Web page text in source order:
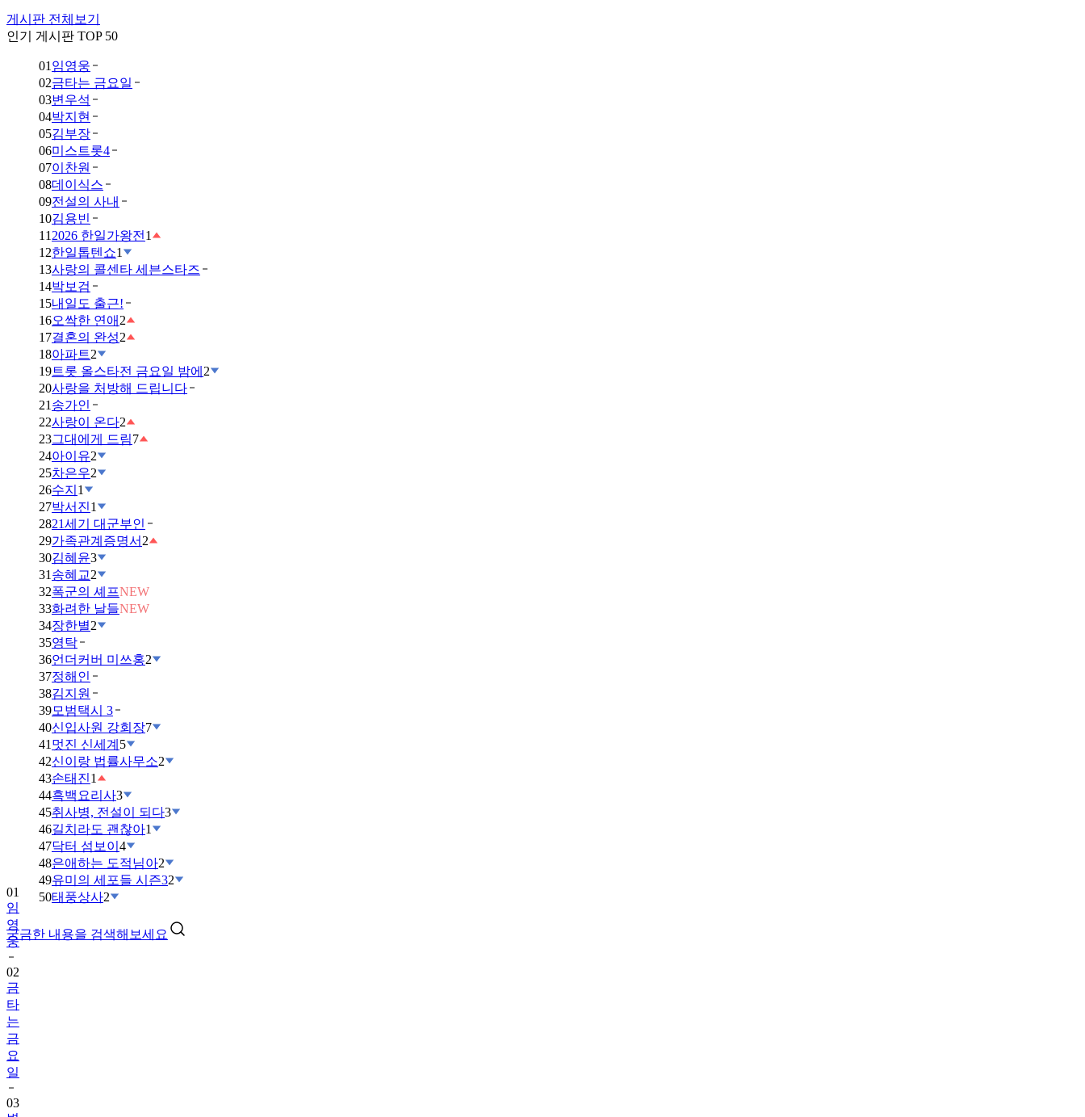
게시판 전체보기
인기 게시판 TOP 50
01 임영웅
02금타는 금요일
03변우석
04박지현
05김부장
06미스트롯4
07이찬원
08데이식스
09전설의 사내
10김용빈
11 2026 한일가왕전 1
12한일톱텐쇼1
13사랑의 콜센타 세븐스타즈
14박보검
15내일도 출근!
16오싹한 연애 2
17결혼의 완성2
18아파트2
19트롯 올스타전 금요일 밤에 2
20사랑을 처방해 드립니다
21 송가인
22사랑이 온다2
23그대에게 드림7
24아이유2
25차은우2
26수지 1
27박서진1
2821세기 대군부인
29가족관계증명서 2
30김혜윤3
31 송혜교2
32폭군의 셰프NEW
33화려한 날들NEW
34장한별2
35영탁
36언더커버 미쓰홍2
37정해인
38김지원
39모범택시 3
40신입사원 강회장7
41 멋진 신세계 5
42신이랑 법률사무소2
43손태진1
44흑백요리사3
45취사병, 전설이 되다3
46길치라도 괜찮아1
47닥터 섬보이 4
48은애하는 도적님아2
49유미의 세포들 시즌32
50태풍상사2
궁금한 내용을 검색해보세요
01
임
영
웅
02
금
타
는
금
요
일
03